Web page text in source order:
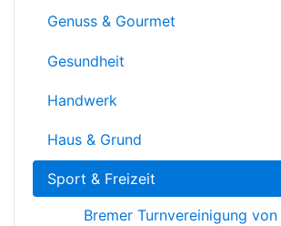
Genuss & Gourmet
Gesundheit
Handwerk
Haus & Grund
Sport & Freizeit
Bremer Turnvereinigung von